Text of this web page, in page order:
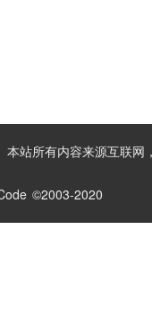
站所有内容来源互联
©2003-2020